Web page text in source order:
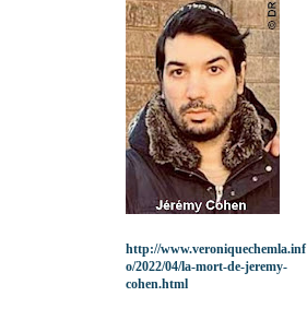
http://www.veroniquechemla.inf
o/2022/04/la-mort-de-jeremy-
cohen.html